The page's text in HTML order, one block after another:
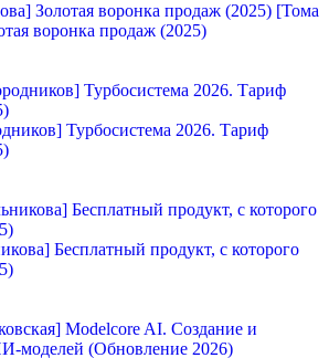
[Тома
воронка продаж (2025)
Турбосистема 2026. Тариф
Бесплатный продукт, с которого